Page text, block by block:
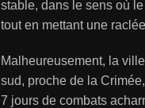
stable, dans le sens où
tout en mettant une
Malheureusement, la
sud, proche de la
7 jours de combats